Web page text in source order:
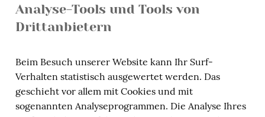
Analyse-Tools und Tools von
Drittanbietern
Beim Besuch unserer Website kann Ihr Surf-
Verhalten statistisch ausgewertet werden. Das
geschieht vor allem mit Cookies und mit
sogenannten Analyseprogrammen. Die Analyse Ihres